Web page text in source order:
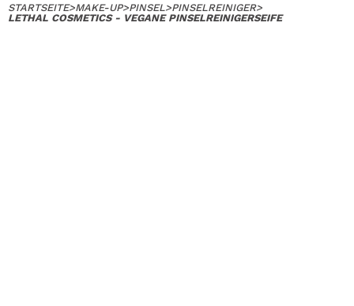
STARTSEITE>MAKE-UP>PINSEL>PINSELREINIGER>
LETHAL COSMETICS - VEGANE PINSELREINIGERSEIFE